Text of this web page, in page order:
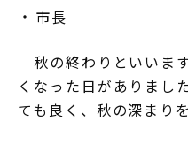
市長
秋の終わりといいま
くなった日がありまし
ても良く、秋の深まり